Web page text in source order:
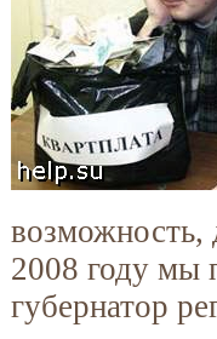
возможность,
2008 году мы
губернатор